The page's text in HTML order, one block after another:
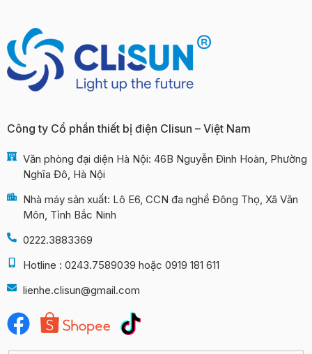
Công ty Cổ phần thiết bị điện Clisun – Việt Nam
Văn phòng đại diện Hà Nội: 46B Nguyễn Đình Hoàn, Phường
Nghĩa Đô, Hà Nội
Nhà máy sản xuất: Lô E6, CCN đa nghề Đông Thọ, Xã Văn
Môn, Tỉnh Bắc Ninh
0222.3883369
Hotline : 0243.7589039 hoặc 0919 181 611
lienhe.clisun@gmail.com